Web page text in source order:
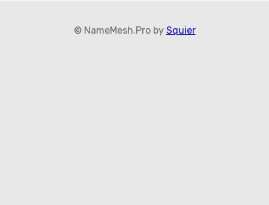
© NameMesh.Pro by Squier